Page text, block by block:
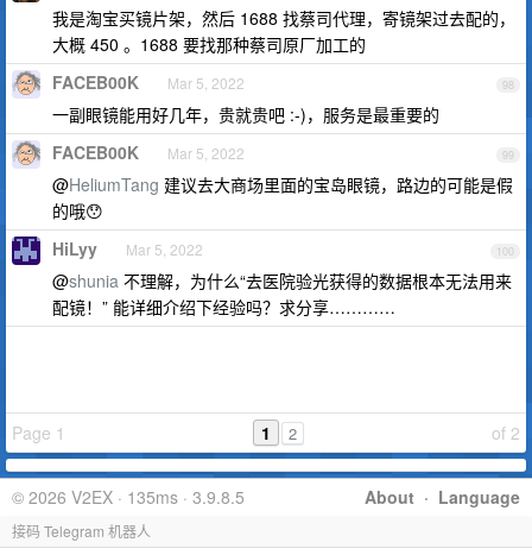
我是淘宝买镜片架，然后 1688 找蔡司代理，寄镜架过去配的，
大概 450 。1688 要找那种蔡司原厂加工的
98
FACEB00K Mar 5, 2022
一副眼镜能用好几年，贵就贵吧 :-)，服务是最重要的
99
FACEB00K Mar 5, 2022
@HeliumTang 建议去大商场里面的宝岛眼镜，路边的可能是假
的哦😯
100
HiLyy Mar 5, 2022
@shunia 不理解，为什么“去医院验光获得的数据根本无法用来
配镜！” 能详细介绍下经验吗？求分享…………
Page 1 of 2
1 2
About · Language
© 2026 V2EX · 135ms · 3.9.8.5
接码 Telegram 机器人